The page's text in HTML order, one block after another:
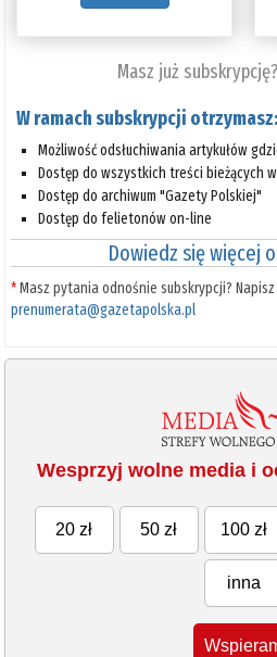
Masz już subskrypcję?
W ramach subskrypcji otrzymasz:
Możliwość odsłuchiwania artykułów
Dostęp do wszystkich treści bieżących
Dostęp do archiwum "Gazety Polskiej"
Dostęp do felietonów on-line
Dowiedz się więcej
*Masz pytania odnośnie subskrypcji?
prenumerata@gazetapolska.pl
Wesprzyj wolne media i
20 zł 50 zł 100 zł
inna